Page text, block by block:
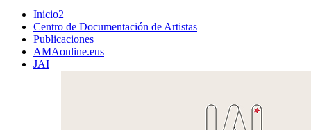
Inicio2
Centro de Documentación de Artistas
Publicaciones
AMAonline.eus
JAI